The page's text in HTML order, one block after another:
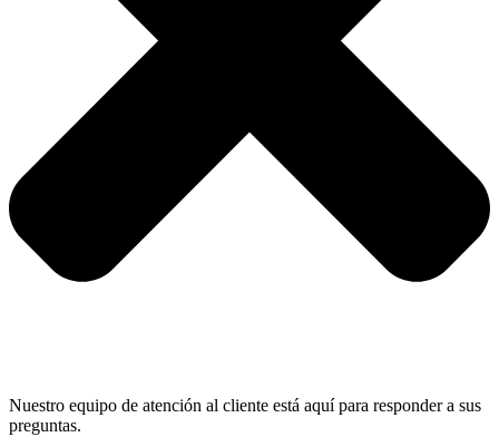
Nuestro equipo de atención al cliente está aquí para responder a sus
preguntas.